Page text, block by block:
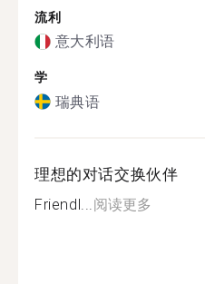
流利
意大利语
学
瑞典语
理想的对话交换伙伴
Friendl... 阅读更多